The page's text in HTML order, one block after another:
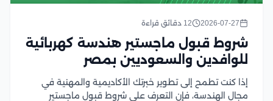
2026-07-27 12 دقائق قراءة
شروط قبول ماجستير هندسة كهربائية
للوافدين والسعوديين بمصر
إذا كنت تطمح إلى تطوير خبرتك الأكاديمية والمهنية في
مجال الهندسة، فإن التعرف على شروط قبول ماجستير